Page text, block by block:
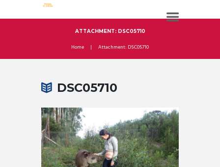
ATTACHMENT: DSC05710
Home Attachment: DSC05710
DSC05710